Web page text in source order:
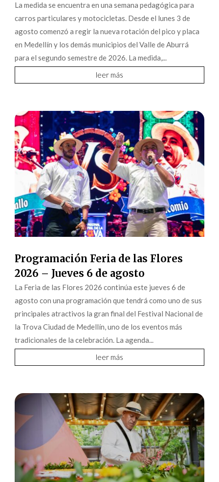
La medida se encuentra en una semana pedagógica para
carros particulares y motocicletas. Desde el lunes 3 de
agosto comenzó a regir la nueva rotación del pico y placa
en Medellín y los demás municipios del Valle de Aburrá
para el segundo semestre de 2026. La medida,...
leer más
Programación Feria de las Flores
2026 – Jueves 6 de agosto
La Feria de las Flores 2026 continúa este jueves 6 de
agosto con una programación que tendrá como uno de sus
principales atractivos la gran final del Festival Nacional de
la Trova Ciudad de Medellín, uno de los eventos más
tradicionales de la celebración. La agenda...
leer más